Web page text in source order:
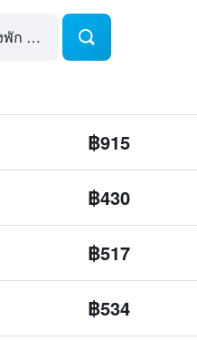
ก 1 ห้อง
฿915
฿430
฿517
฿534